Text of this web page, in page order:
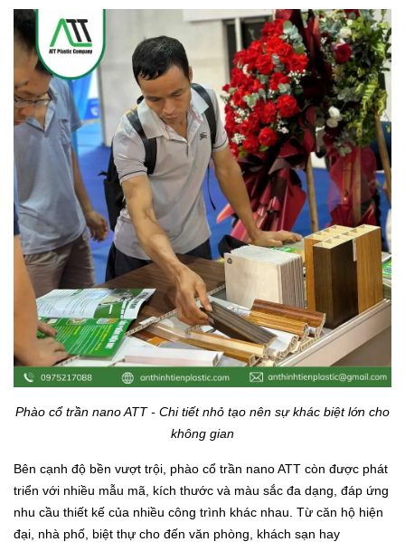
Phào cổ trần nano ATT - Chi tiết nhỏ tạo nên sự khác biệt lớn cho
không gian
Bên cạnh độ bền vượt trội, phào cổ trần nano ATT còn được phát
triển với nhiều mẫu mã, kích thước và màu sắc đa dạng, đáp ứng
nhu cầu thiết kế của nhiều công trình khác nhau. Từ căn hộ hiện
đại, nhà phố, biệt thự cho đến văn phòng, khách sạn hay